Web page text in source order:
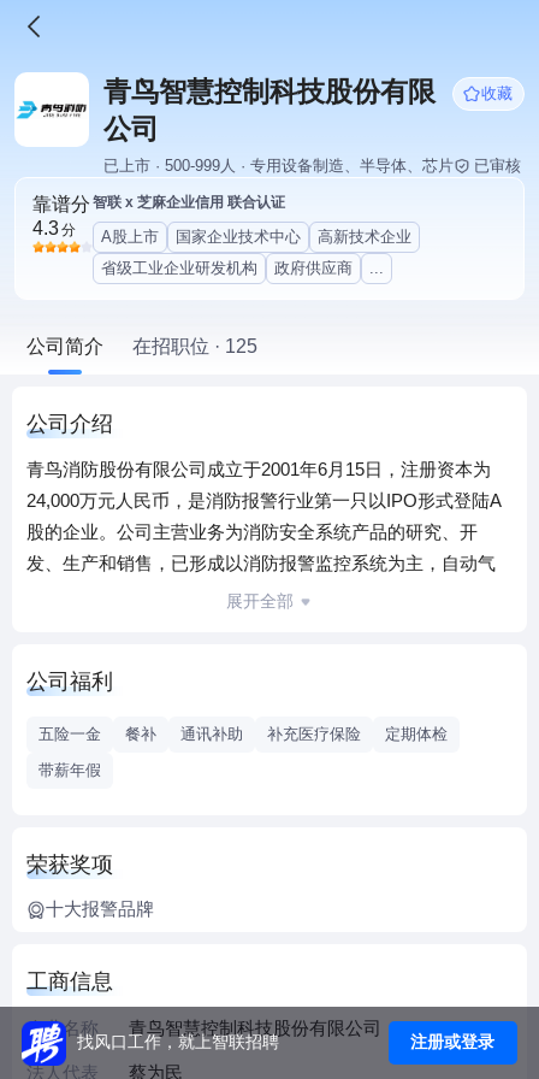
青鸟智慧控制科技股份有限
公司
收藏
已上市 · 500-999人 · 专用设备制造、半导体、芯片 已审核
靠谱分
4.3分
智联 x 芝麻企业信用 联合认证
A股上市 国家企业技术中心
高新技术企业
省级工业企业研发机构
政府供应商 ...
公司简介 在招职位 · 125
公司介绍
青鸟消防股份有限公司成立于2001年6月15日，注册资本为
24,000万元人民币，是消防报警行业第一只以IPO形式登陆A
股的企业。公司主营业务为消防安全系统产品的研究、开
发、生产和销售，已形成以消防报警监控系统为主，自动气
体灭火、气体检测与电气火灾监控系统等产品为新增长点的
北京青鸟环宇消防系统软件服务有限公司（软件）、四川久
设备有限公司（气体检测）、美安（加拿大）消防设备有限
疏散），格睿通智能科技（深圳）有限公司（消防广播）。
青鸟消防作为消防报警领域的第一民族品牌，始终秉承“为美
全，在未来的十年内，青鸟消防将以消防报警领域为中心，
辐射形成消防安全行业多领域的全球化战略布局，发展成为
全球排名前五的生命安全整体解决方案供应商。
招聘电话：010-62766585
展开全部
公司福利
五险一金 餐补 通讯补助 补充医疗保险
定期体检
带薪年假
荣获奖项
十大报警品牌
工商信息
企业名称 青鸟智慧控制科技股份有限公司
法人代表 蔡为民
找风口工作，就上智联招聘 注册或登录